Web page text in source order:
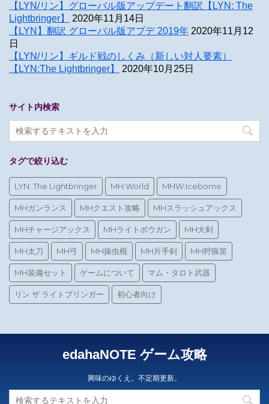
【LYN/リン】グローバル版アップデート翻訳【LYN: The
Lightbringer】
2020年11月14日
【LYN】翻訳 グローバル版アプデ 2019年 2020年11月12
日
【LYN/リン】ギルド戦のしくみ（新しい対人要素）
【LYN:The Lightbringer】
2020年10月25日
サイト内検索
タグで絞り込む
LYN: The Lightbringer MH:World MHW:Iceborne
MHガンランス MHクエスト攻略 MHスラッシュアックス
MHチャージアックス MHライトボウガン MH大剣
MH太刀 MH弓 MH操虫棍 MH片手剣 MH狩猟笛
MH装備セット ゲームについて マム・タロト武器
リン ザ ライトブリンガー 初心者向け
edahaNOTE ゲーム攻略
興味のゆくえ。不定期更新。